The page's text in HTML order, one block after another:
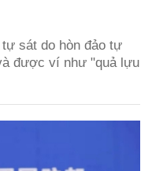
sát do hòn đảo tự
được ví như "quả lựu